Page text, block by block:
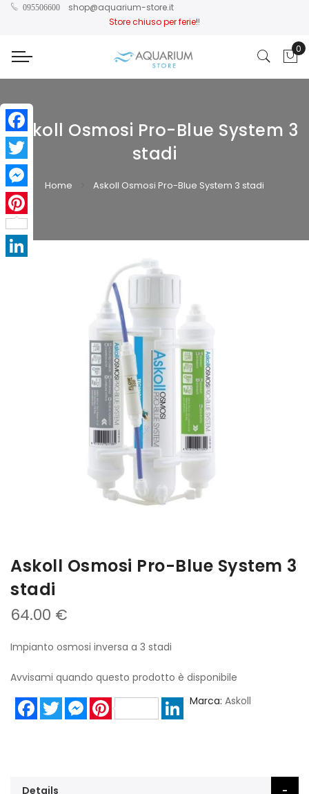
095506600
shop@aquarium-store.it
Store chiuso per ferie!!
0
Askoll Osmosi Pro-Blue System 3
stadi
Home Askoll Osmosi Pro-Blue System 3 stadi
Vai
Vai
Askoll Osmosi Pro-Blue System 3
stadi
64.00 €
Impianto osmosi inversa a 3 stadi
Avvisami quando questo prodotto è disponibile
FacebookTwitterMessenger LinkedIn
Marca Askoll
Details
Facebook
Twitter
Messenger
Pinterest